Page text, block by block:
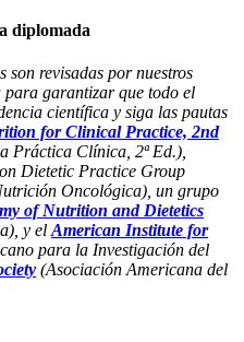
diplomada
son revisadas por nuestros
para garantizar que todo el
científica y siga las pautas
for Clinical Practice, 2nd
Práctica Clínica, 2ª Ed.),
Dietetic Practice Group
Oncológica), un grupo
of Nutrition and Dietetics
y el American Institute for
para la Investigación del
(Asociación Americana del